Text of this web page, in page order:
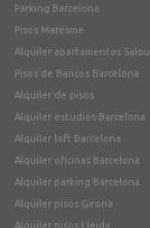
Parking Barcelona
Pisos Maresme
Alquiler apartamentos Salou
Pisos de Bancos Barcelona
Alquiler de pisos
Alquiler estudios Barcelona
Alquiler loft Barcelona
Alquiler oficinas Barcelona
Alquiler parking Barcelona
Alquiler pisos Girona
Alquiler pisos Lleida